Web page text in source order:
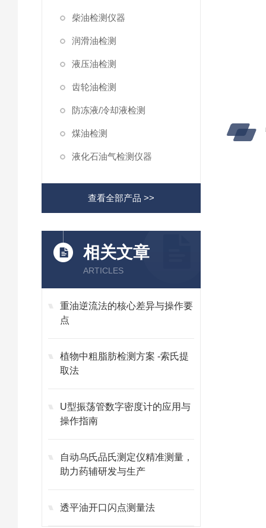
柴油检测仪器
润滑油检测
液压油检测
齿轮油检测
防冻液/冷却液检测
煤油检测
液化石油气检测仪器
查看全部产品 >>
相关文章
ARTICLES
重油逆流法的核心差异与操作要
点
植物中粗脂肪检测方案 -索氏提
取法
U型振荡管数字密度计的应用与
操作指南
自动乌氏品氏测定仪精准测量，
助力药辅研发与生产
透平油开口闪点测量法